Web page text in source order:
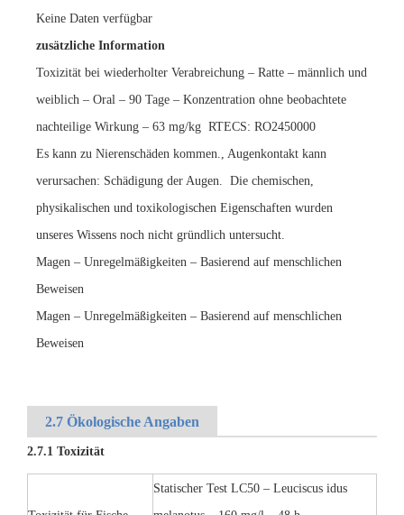
Keine Daten verfügbar
zusätzliche Information
Toxizität bei wiederholter Verabreichung – Ratte – männlich und
weiblich – Oral – 90 Tage – Konzentration ohne beobachtete
nachteilige Wirkung – 63 mg/kg RTECS: RO2450000
Es kann zu Nierenschäden kommen., Augenkontakt kann
verursachen: Schädigung der Augen. Die chemischen,
physikalischen und toxikologischen Eigenschaften wurden
unseres Wissens noch nicht gründlich untersucht.
Magen – Unregelmäßigkeiten – Basierend auf menschlichen
Beweisen
Magen – Unregelmäßigkeiten – Basierend auf menschlichen
Beweisen
2.7 Ökologische Angaben
2.7.1 Toxizität
Statischer Test LC50 – Leuciscus idus